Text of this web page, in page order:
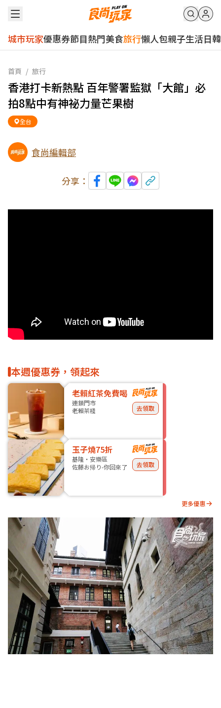
城市玩家優惠券節目熱門美食旅行懶人包親子生活日韓
首頁 / 旅行
香港打卡新熱點 百年警署監獄「大館」必
拍8點中有神祕力量芒果樹
全台
食尚編輯部
分享：
本週優惠券，領起來
老賴紅茶免費喝
連鎖門市
老賴茶棧
去領取
玉子燒75折
基隆・安樂區
佐藤お帰り-你回來了
去領取
更多優惠